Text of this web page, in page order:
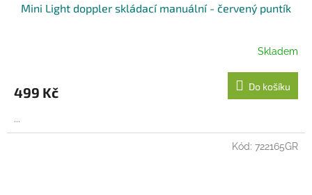
Mini Light doppler skládací manuální - červený puntík
Skladem
499 Kč Do košíku
...
Kód: 722165GR